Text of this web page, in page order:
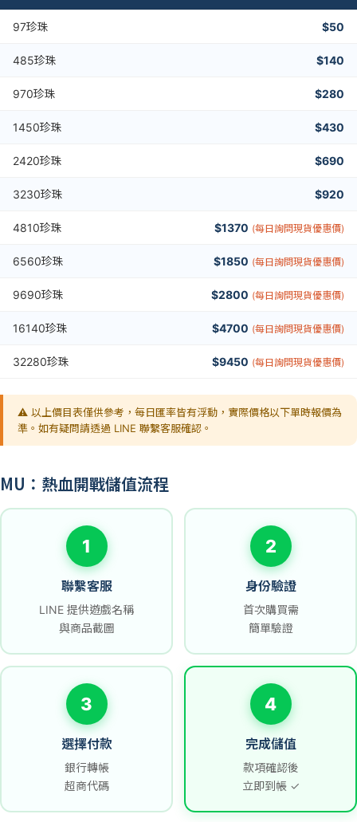
97珍珠 $50
485珍珠 $140
970珍珠 $280
1450珍珠 $430
2420珍珠 $690
3230珍珠 $920
4810珍珠 $1370 (每日詢問現貨優惠價)
6560珍珠 $1850 (每日詢問現貨優惠價)
9690珍珠 $2800 (每日詢問現貨優惠價)
16140珍珠 $4700 (每日詢問現貨優惠價)
32280珍珠 $9450 (每日詢問現貨優惠價)
⚠️ 以上價目表僅供參考，每日匯率皆有浮動，實際價格以下單時報價為
準。如有疑問請透過 LINE 聯繫客服確認。
MU：熱血開戰儲值流程
1
聯繫客服
LINE 提供遊戲名稱
與商品截圖
2
身份驗證
首次購買需
簡單驗證
3
選擇付款
銀行轉帳
超商代碼
4
完成儲值
款項確認後
立即到帳 ✓